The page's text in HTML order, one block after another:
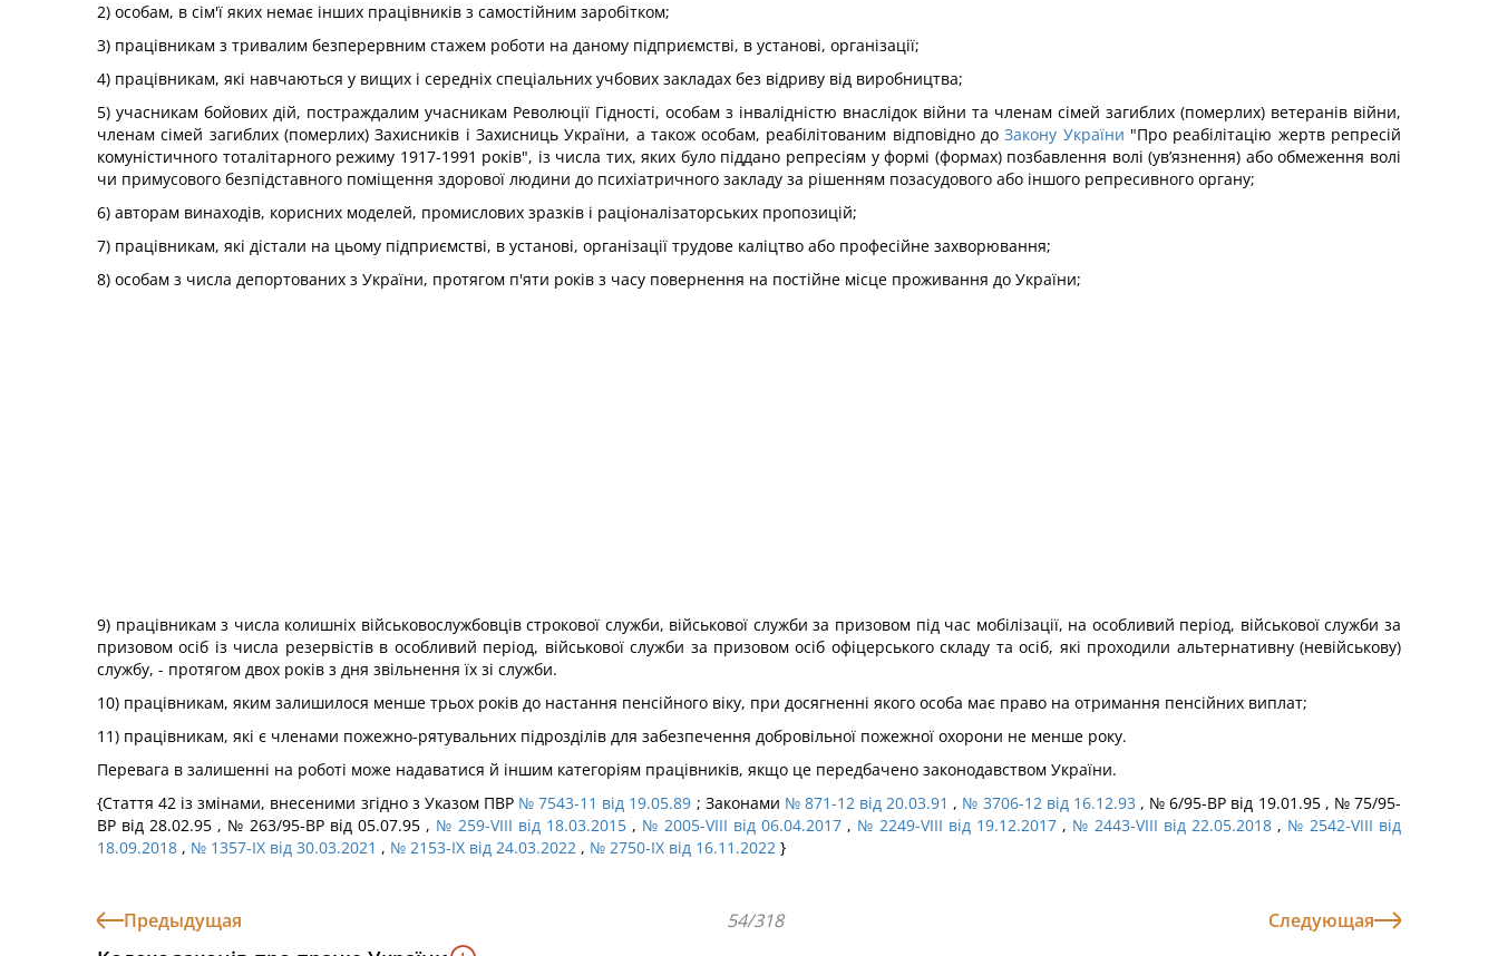
2) особам, в сім'ї яких немає інших працівників з самостійним заробітком;
3) працівникам з тривалим безперервним стажем роботи на даному підприємстві, в установі, організації;
4) працівникам, які навчаються у вищих і середніх спеціальних учбових закладах без відриву від виробництва;
5) учасникам бойових дій, постраждалим учасникам Революції Гідності, особам з інвалідністю внаслідок війни та членам сімей загиблих (померлих) ветеранів війни,
членам сімей загиблих (померлих) Захисників і Захисниць України, а також особам, реабілітованим відповідно доЗакону України "Про реабілітацію жертв репресій
комуністичного тоталітарного режиму 1917-1991 років", із числа тих, яких було піддано репресіям у формі (формах) позбавлення волі (ув’язнення) або обмеження волі
чи примусового безпідставного поміщення здорової людини до психіатричного закладу за рішенням позасудового або іншого репресивного органу;
6) авторам винаходів, корисних моделей, промислових зразків і раціоналізаторських пропозицій;
7) працівникам, які дістали на цьому підприємстві, в установі, організації трудове каліцтво або професійне захворювання;
8) особам з числа депортованих з України, протягом п'яти років з часу повернення на постійне місце проживання до України;
9) працівникам з числа колишніх військовослужбовців строкової служби, військової служби за призовом під час мобілізації, на особливий період, військової служби за
призовом осіб із числа резервістів в особливий період, військової служби за призовом осіб офіцерського складу та осіб, які проходили альтернативну (невійськову)
службу, - протягом двох років з дня звільнення їх зі служби.
10) працівникам, яким залишилося менше трьох років до настання пенсійного віку, при досягненні якого особа має право на отримання пенсійних виплат;
11) працівникам, які є членами пожежно-рятувальних підрозділів для забезпечення добровільної пожежної охорони не менше року.
Перевага в залишенні на роботі може надаватися й іншим категоріям працівників, якщо це передбачено законодавством України.
{Стаття 42 із змінами, внесеними згідно з Указом ПВР № 7543-11 від 19.05.89 ; Законами № 871-12 від 20.03.91 , № 3706-12 від 16.12.93 , № 6/95-ВР від 19.01.95 , № 75/95-
ВР від 28.02.95 , № 263/95-ВР від 05.07.95 , № 259-VIII від 18.03.2015 , № 2005-VIII від 06.04.2017 , № 2249-VIII від 19.12.2017 , № 2443-VIII від 22.05.2018 , № 2542-VIII від
18.09.2018 , № 1357-IX від 30.03.2021 , № 2153-IX від 24.03.2022 , № 2750-IX від 16.11.2022 }
Предыдущая 54/318 Следующая